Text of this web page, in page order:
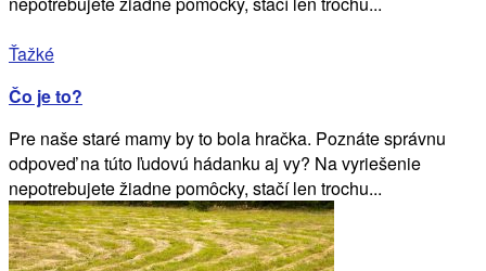
Ťažké
Čo je to?
Pre naše staré mamy by to bola hračka. Poznáte správnu
odpoveď na túto ľudovú hádanku aj vy? Na vyriešenie
nepotrebujete žiadne pomôcky, stačí len trochu...